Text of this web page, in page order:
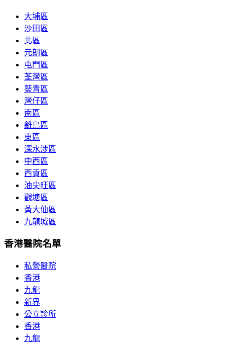
大埔區
沙田區
北區
元朗區
屯門區
荃灣區
葵青區
灣仔區
南區
離島區
東區
深水涉區
中西區
西貢區
油尖旺區
觀塘區
黃大仙區
九龍城區
香港醫院名單
私營醫院
香港
九龍
新界
公立診所
香港
九龍